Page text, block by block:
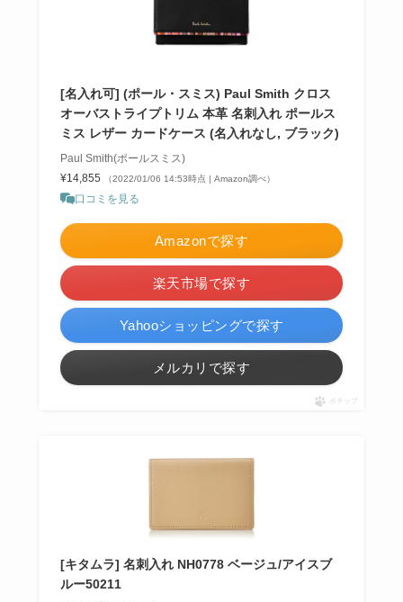
[名入れ可] (ポール・スミス) Paul Smith クロス
オーバストライプトリム 本革 名刺入れ ポールス
ミス レザー カードケース (名入れなし, ブラック)
Paul Smith(ポールスミス)
¥14,855
（2022/01/06 14:53時点 | Amazon調べ）
口コミを見る
Amazonで探す
楽天市場で探す
Yahooショッピングで探す
メルカリで探す
ポチップ
[キタムラ] 名刺入れ NH0778 ベージュ/アイスブ
ルー50211